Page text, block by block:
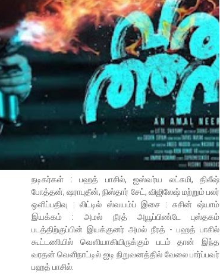
நடிகர்கள் : பஹத் பாசில், ஐஸ்வர்ய லட்சுமி, திலீஷ்
போத்தன், ஷராபுதீன், நிஸ்தார் சேட், விஜிலேஷ் மற்றும் பலர்
ஒளிப்பதிவு : லிட்டில் ஸ்வயம்ப் இசை : சுசின் ஷ்யாம்
இயக்கம் : அமல் நீரத் அயூப்பிண்டே புஸ்தகம்
படத்திற்குப்பின் இயக்குனர் அமல் நீரத் - பஹத் பாசில்
கூட்டணியில் வெளியாகியிருக்கும் படம் தான் இந்த
வரதன் வெளிநாட்டில் ஐடி நிறுவனத்தில் வேலை பார்ப்பவர்
பஹத் பாசில்.